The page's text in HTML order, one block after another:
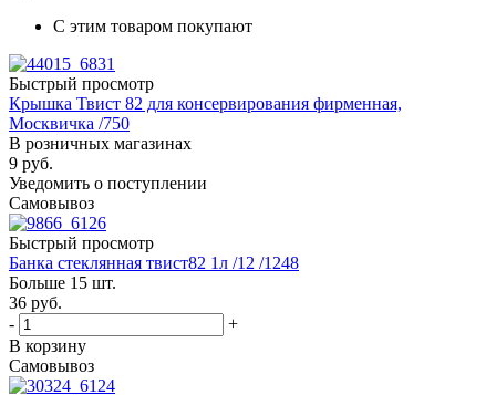
С этим товаром покупают
Быстрый просмотр
Крышка Твист 82 для консервирования фирменная,
Москвичка /750
В розничных магазинах
9 руб.
Уведомить о поступлении
Самовывоз
Быстрый просмотр
Банка стеклянная твист82 1л /12 /1248
Больше 15 шт.
36 руб.
-
+
В корзину
Самовывоз